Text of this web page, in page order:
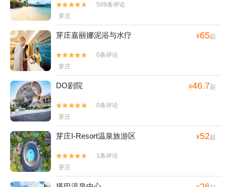


509条评论
芽庄
芽庄嘉丽娜泥浴与水疗 ¥65起


0条评论
芽庄
DO剧院 ¥46.7起


0条评论
芽庄
芽庄I-Resort温泉旅游区 ¥52起


1条评论
芽庄